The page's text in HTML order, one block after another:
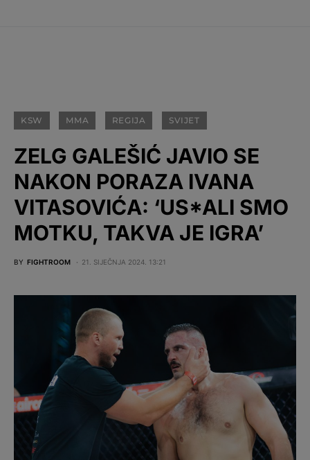
KSW MMA REGIJA SVIJET
ZELG GALEŠIĆ JAVIO SE
NAKON PORAZA IVANA
VITASOVIĆA: ‘US*ALI SMO
MOTKU, TAKVA JE IGRA’
BY FIGHTROOM 21. SIJEČNJA 2024. 13:21